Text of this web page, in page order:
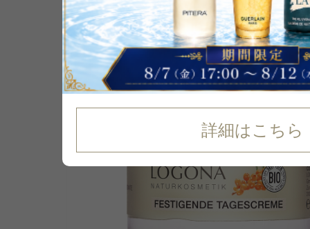
詳細はこちら